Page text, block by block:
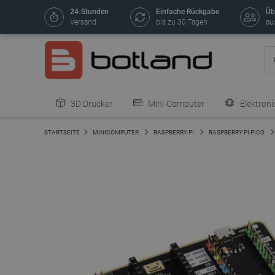
24-Stunden
Versand
Einfache Rückgabe
bis zu 30 Tagen
3D Drucker Mini-Computer
STARTSEITE MINICOMPUTER RASPBERRY PI RASPBERRY PI PICO